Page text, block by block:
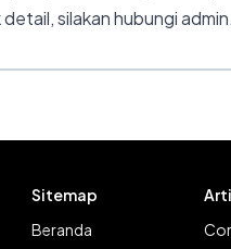
silakan hubungi admin.
Sitemap
Beranda